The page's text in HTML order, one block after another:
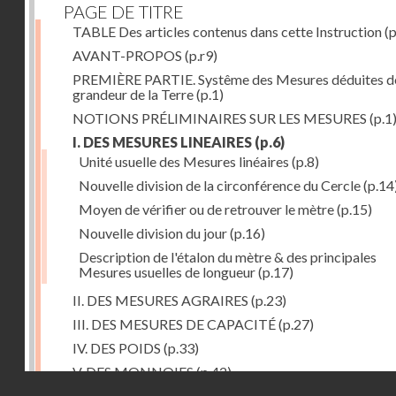
PAGE DE TITRE
TABLE Des articles contenus dans cette Instruction
AVANT-PROPOS (p.r9)
PREMIÈRE PARTIE. Systême des Mesures déduites
grandeur de la Terre(p.1)
NOTIONS PRÉLIMINAIRES SUR LES MESURES (p.1)
I. DES MESURES LINEAIRES (p.6)
Unité usuelle des Mesures linéaires (p.8)
Nouvelle division de la circonférence du Cercle
Moyen de vérifier ou de retrouver le mètre(p.15)
Nouvelle division du jour(p.16)
Description de l'étalon du mètre & des principales
Mesures usuelles de longueur(p.17)
II. DES MESURES AGRAIRES (p.23)
III. DES MESURES DE CAPACITÉ(p.27)
IV. DES POIDS (p.33)
V. DES MONNOIES(p.42)